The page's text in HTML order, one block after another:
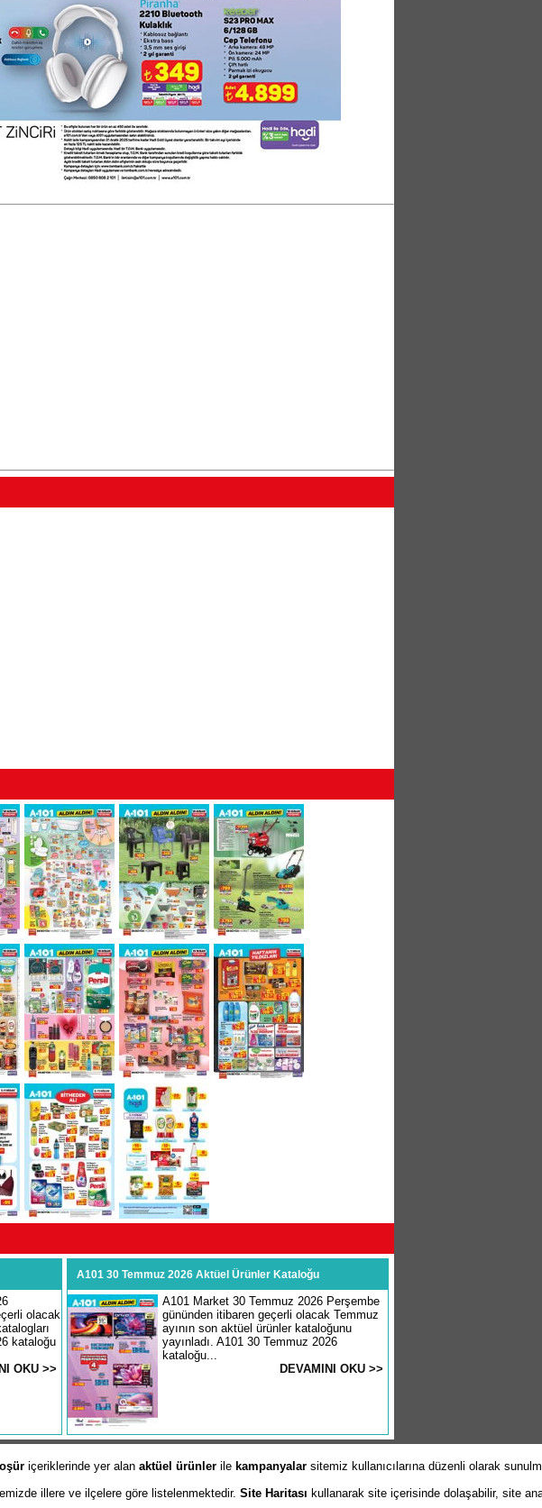
olacak
kataloğu
OKU >>
A101 30 Temmuz 2026 Aktüel Ürünler Kataloğu
A101 Market 30 Temmuz 2026 Perşembe
gününden itibaren geçerli olacak Temmuz
ayının son aktüel ürünler kataloğunu
yayınladı. A101 30 Temmuz 2026
kataloğu...
DEVAMINI OKU >>
içeriklerinde yer alan aktüel ürünlerile kampanyalarsitemiz kullanıcılarına düzenli olarak
illere ve ilçelere göre listelenmektedir. Site Haritası kullanarak site içerisinde dolaşabilir, site